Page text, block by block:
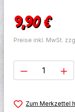
Regulärer Preis:
9,90 €
Preise inkl. MwSt.
Produkt
Zum Merkzettel